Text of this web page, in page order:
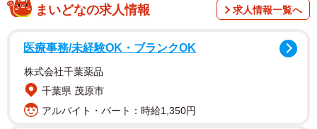
性344人）を対象として、2024年8月にインターネットで実
施されました。
まいどなの求人情報 求人情報一覧へ
医療事務/未経験OK・ブランクOK
株式会社千葉薬品
千葉県 茂原市
アルバイト・パート：時給1,350円